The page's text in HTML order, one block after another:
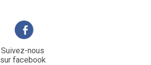
Suivez-nous
sur facebook